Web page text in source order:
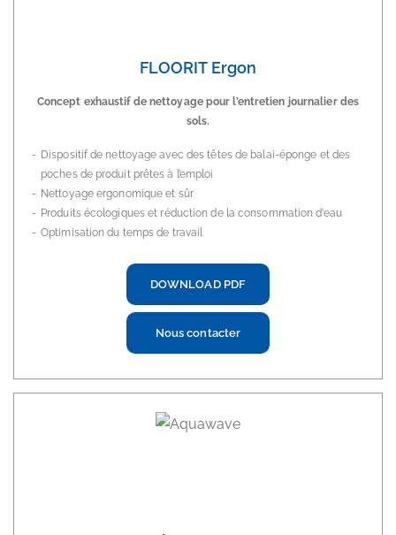
FLOORIT Ergon
Concept exhaustif de nettoyage pour l’entretien journalier des
sols.
Dispositif de nettoyage avec des têtes de balai-éponge et des
poches de produit prêtes à l’emploi
Nettoyage ergonomique et sûr
Produits écologiques et réduction de la consommation d’eau
Optimisation du temps de travail
DOWNLOAD PDF
Nous contacter